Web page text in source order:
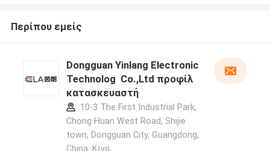
Περίπου εμείς
Dongguan Yinlang Electronic
Technolog Co.,Ltd προφίλ
κατασκευαστή
10-3 The First Industrial Park,
Chong Huan West Road, Shijie
town, Dongguan City, Guangdong,
China ,Κίνα